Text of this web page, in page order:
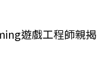
遊戲工程師親揭